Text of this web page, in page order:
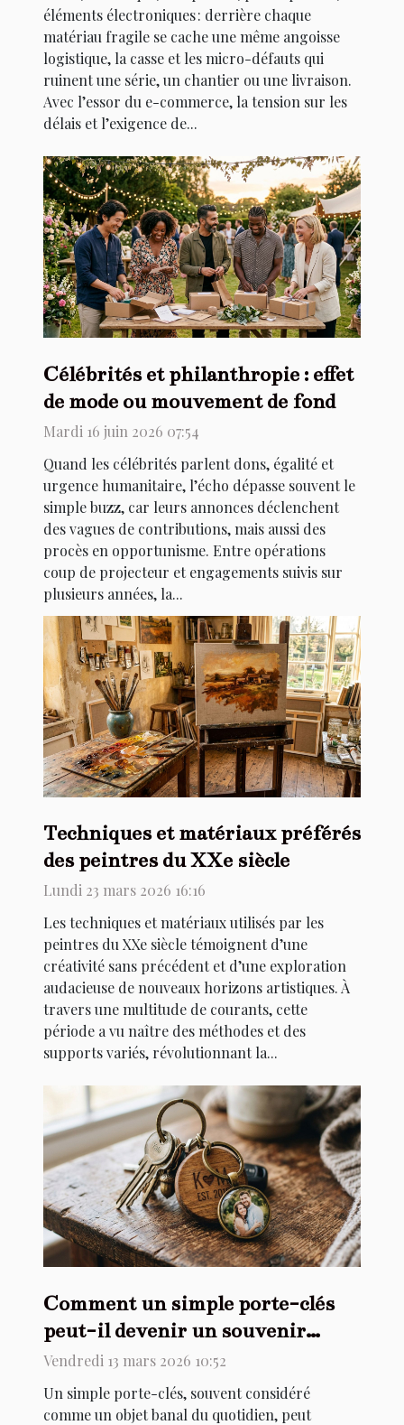
éléments électroniques : derrière chaque
matériau fragile se cache une même angoisse
logistique, la casse et les micro-défauts qui
ruinent une série, un chantier ou une livraison.
Avec l’essor du e-commerce, la tension sur les
délais et l’exigence de...
Célébrités et philanthropie : effet
de mode ou mouvement de fond
Mardi 16 juin 2026 07:54
Quand les célébrités parlent dons, égalité et
urgence humanitaire, l’écho dépasse souvent le
simple buzz, car leurs annonces déclenchent
des vagues de contributions, mais aussi des
procès en opportunisme. Entre opérations
coup de projecteur et engagements suivis sur
plusieurs années, la...
Techniques et matériaux préférés
des peintres du XXe siècle
Lundi 23 mars 2026 16:16
Les techniques et matériaux utilisés par les
peintres du XXe siècle témoignent d’une
créativité sans précédent et d’une exploration
audacieuse de nouveaux horizons artistiques. À
travers une multitude de courants, cette
période a vu naître des méthodes et des
supports variés, révolutionnant la...
Comment un simple porte-clés
peut-il devenir un souvenir
précieux ?
Vendredi 13 mars 2026 10:52
Un simple porte-clés, souvent considéré
comme un objet banal du quotidien, peut